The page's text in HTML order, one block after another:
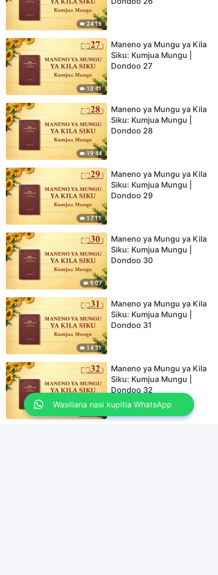
24:16
10:41
Maneno ya Mungu ya Kila
Siku: Kumjua Mungu |
Dondoo 27
19:44
Maneno ya Mungu ya Kila
Siku: Kumjua Mungu |
Dondoo 28
17:11
Maneno ya Mungu ya Kila
Siku: Kumjua Mungu |
Dondoo 29
9:07
Maneno ya Mungu ya Kila
Siku: Kumjua Mungu |
Dondoo 30
14:31
Maneno ya Mungu ya Kila
Siku: Kumjua Mungu |
Dondoo 31
Maneno ya Mungu ya Kila
Siku: Kumjua Mungu |
Dondoo 32
Wasiliana nasi kupitia WhatsApp